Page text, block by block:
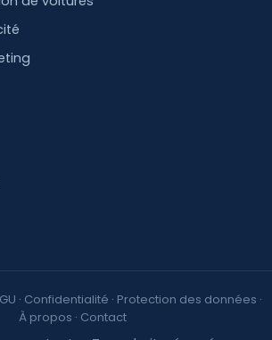
· Confidentialité · Protection des données ·
À propos · Contact